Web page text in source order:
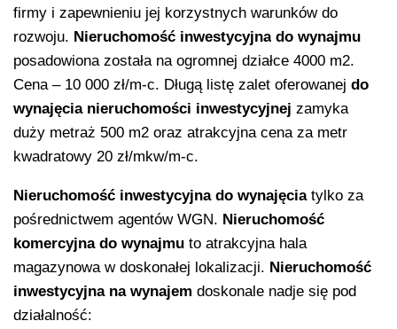
firmy i zapewnieniu jej korzystnych warunków do
rozwoju. Nieruchomość inwestycyjna do wynajmu
posadowiona została na ogromnej działce 4000 m2.
Cena – 10 000 zł/m-c. Długą listę zalet oferowanej do
wynajęcia nieruchomości inwestycyjnej zamyka
duży metraż 500 m2 oraz atrakcyjna cena za metr
kwadratowy 20 zł/mkw/m-c.
Nieruchomość inwestycyjna do wynajęciatylko za
pośrednictwem agentów WGN. Nieruchomość
komercyjna do wynajmu to atrakcyjna hala
magazynowa w doskonałej lokalizacji. Nieruchomość
inwestycyjna na wynajem doskonale nadje się pod
działalność: